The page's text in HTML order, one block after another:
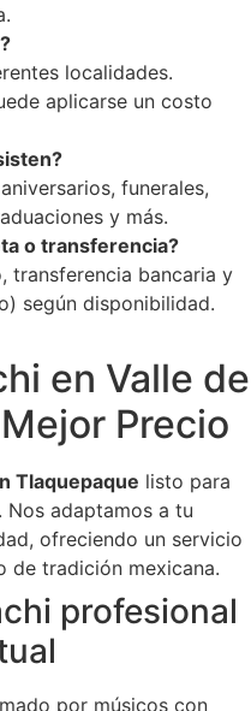
localidades.
aplicarse un costo
funerales,
y más.
o transferencia?
transferencia bancaria y
según disponibilidad.
en Valle de
Precio
Tlaquepaque listo para
Nos adaptamos a tu
ofreciendo un servicio
de tradición mexicana.
profesional
por músicos con